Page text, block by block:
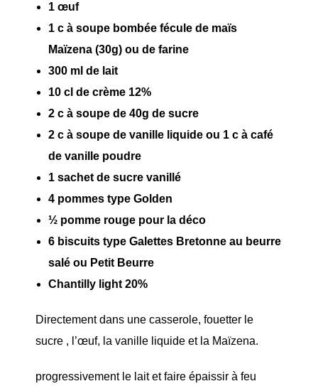
1 œuf
1 c à soupe bombée fécule de maïs
Maïzena (30g) ou de farine
300 ml de lait
10 cl de crème 12%
2 c à soupe de 40g de sucre
2 c à soupe de vanille liquide ou 1 c à café
de vanille poudre
1 sachet de sucre vanillé
4 pommes type Golden
½ pomme rouge pour la déco
6 biscuits type Galettes Bretonne au beurre
salé ou Petit Beurre
Chantilly light 20%
Directement dans une casserole, fouetter le
sucre , l’œuf, la vanille liquide et la Maïzena.
progressivement le lait et faire épaissir à feu